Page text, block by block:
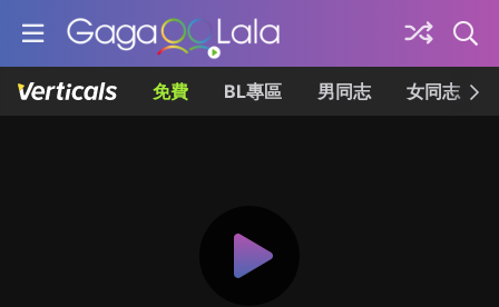
免費 BL專區 男同志 女同志